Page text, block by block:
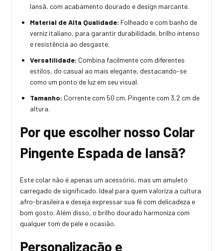
Iansã, com acabamento dourado e design marcante.
Material de Alta Qualidade: Folheado e com banho de
verniz italiano, para garantir durabilidade, brilho intenso
e resistência ao desgaste.
Versatilidade: Combina facilmente com diferentes
estilos, do casual ao mais elegante, destacando-se
como um ponto de luz em seu visual.
Tamanho: Corrente com 50 cm. Pingente com 3,2 cm de
altura.
Por que escolher nosso Colar
Pingente Espada de Iansã?
Este colar não é apenas um acessório, mas um amuleto
carregado de significado. Ideal para quem valoriza a cultura
afro-brasileira e deseja expressar sua fé com delicadeza e
bom gosto. Além disso, o brilho dourado harmoniza com
qualquer tom de pele e ocasião.
Personalização e